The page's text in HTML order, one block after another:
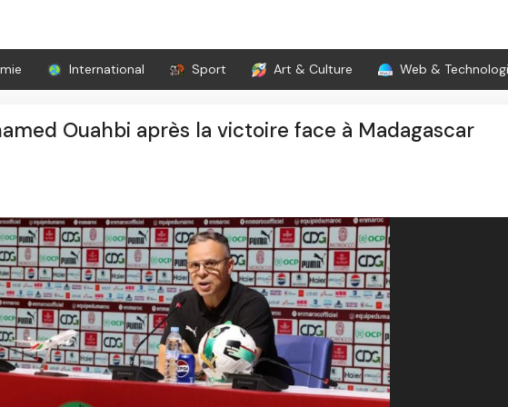
International Sport Art & Culture Web &
Ouahbi après la victoire face à Madagascar